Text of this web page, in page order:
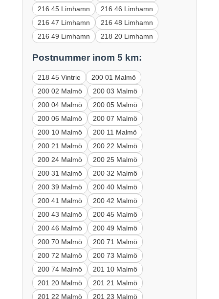
216 45 Limhamn
216 46 Limhamn
216 47 Limhamn
216 48 Limhamn
216 49 Limhamn
218 20 Limhamn
Postnummer inom 5 km:
218 45 Vintrie
200 01 Malmö
200 02 Malmö
200 03 Malmö
200 04 Malmö
200 05 Malmö
200 06 Malmö
200 07 Malmö
200 10 Malmö
200 11 Malmö
200 21 Malmö
200 22 Malmö
200 24 Malmö
200 25 Malmö
200 31 Malmö
200 32 Malmö
200 39 Malmö
200 40 Malmö
200 41 Malmö
200 42 Malmö
200 43 Malmö
200 45 Malmö
200 46 Malmö
200 49 Malmö
200 70 Malmö
200 71 Malmö
200 72 Malmö
200 73 Malmö
200 74 Malmö
201 10 Malmö
201 20 Malmö
201 21 Malmö
201 22 Malmö
201 23 Malmö